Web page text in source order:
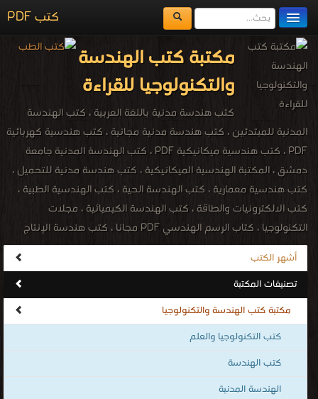
كتب PDF
مكتبة الكتب
المكتبات
يُقرأ حالياً
الفهرس
اضف كتاب
مكتبة كتب الهندسة
والتكنولوجيا للقراءة
كتب هندسة مدنية باللغة العربية ، كتب الهندسة
المدنية للمبتدئين ، كتب هندسة مدنية مجانية ، كتب هندسية كهربائية
PDF ، كتب هندسية ميكانيكية PDF ، كتب الهندسة المدنية جامعة
دمشق ، المكتبة الهندسية الميكانيكية ، كتب هندسة مدنية للتحميل ،
كتب هندسية معمارية ، كتب الهندسة الحية ، كتب الهندسية الطبية ،
كتب الالكترونيات والطاقة ، كتب الهندسة الكيميائية ، مجلات
التكنولوجيا ، كتاب الرسم الهندسي PDF مجانا ، كتب هندسة الإنتاج
والتصميم الميكانيكي مجانا ، كتب معجم هندسة الميكانيك المصور PDF
مجانا ، مكتبة الهندسة الكهربائية والإلكترونية ، engineering ،
engineering PDF ebooks ، Electrical engineering ، Chemical
Engineering ، Technology engineering ، المكتبة الإلكترونيّة لتحميل و
قراءة الكتب المصوّرة بنوعية PDF و تعمل على الهواتف الذكية والاجهزة
الكفيّة أونلاين.
أشهر الكتب
تصنيفات المكتبة
مكتبة كتب الهندسة والتكنولوجيا
كتب التكنولوجيا والعلم
كتب الهندسة
الهندسة المدنية